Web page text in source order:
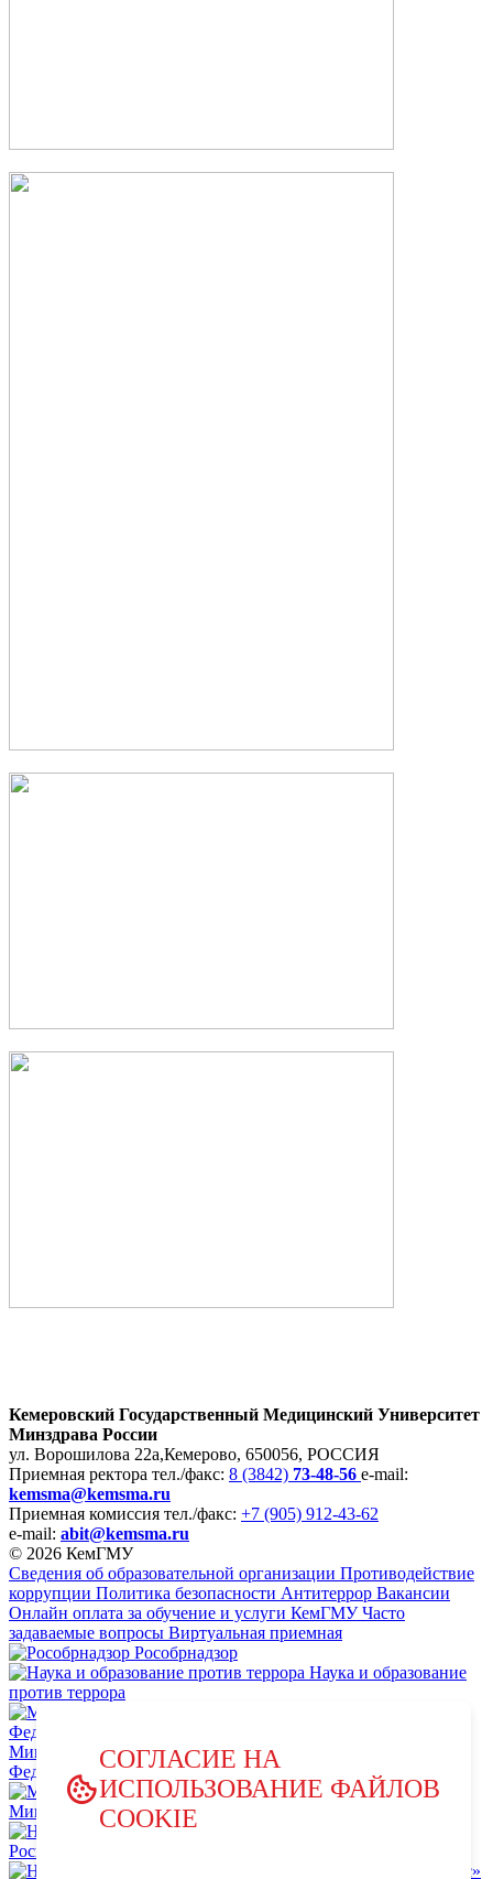
Кемеровский Государственный Медицинский Университет
Минздрава России
ул. Ворошилова 22а,Кемерово, 650056, РОССИЯ
Приемная ректора тел./факс: 8 (3842) 73-48-56 e-mail:
kemsma@kemsma.ru
Приемная комиссия тел./факс: +7 (905) 912-43-62
e-mail: abit@kemsma.ru
© 2026 КемГМУ
Сведения об образовательной организации Противодействие
коррупции Политика безопасности Антитеррор Вакансии
Онлайн оплата за обучение и услуги КемГМУ Часто
задаваемые вопросы Виртуальная приемная
Рособрнадзор
Наука и образование
против террора
Министерство науки и высшего образования Российской
Федерации
Министерство просвещения Российской Федерации
НЦПТИ.РФ
Роспотребнадзор
СОГЛАСИЕ НА
ИСПОЛЬЗОВАНИЕ ФАЙЛОВ
COOKIE